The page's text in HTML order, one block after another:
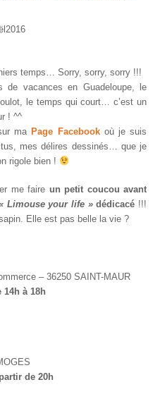
temps… Sorry, sorry, sorry !!!
de vacances en Guadeloupe, le
le temps qui court… c’est un
! ^^
ma Page Facebookoù je suis
mes délires dessinés… que je
rigole bien !
me faire un petit coucou avant
Limouse your life »dédicacé !!!
Elle est pas belle la vie ?
– 36250 SAINT-MAUR
14h à 18h
de 20h